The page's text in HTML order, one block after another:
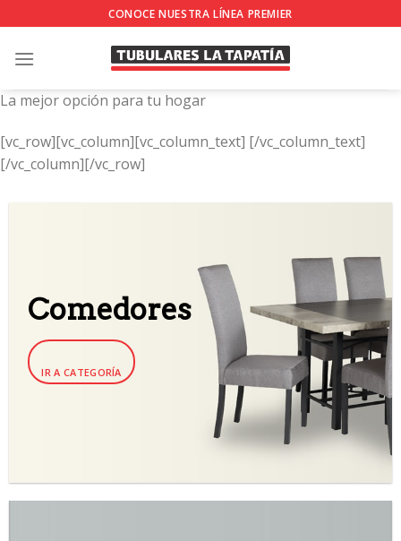
to
content
CONOCE NUESTRA LÍNEA PREMIER
La mejor opción para tu hogar
[vc_row][vc_column][vc_column_text] [/vc_column_text]
[/vc_column][/vc_row]
Comedores
IR A CATEGORÍA